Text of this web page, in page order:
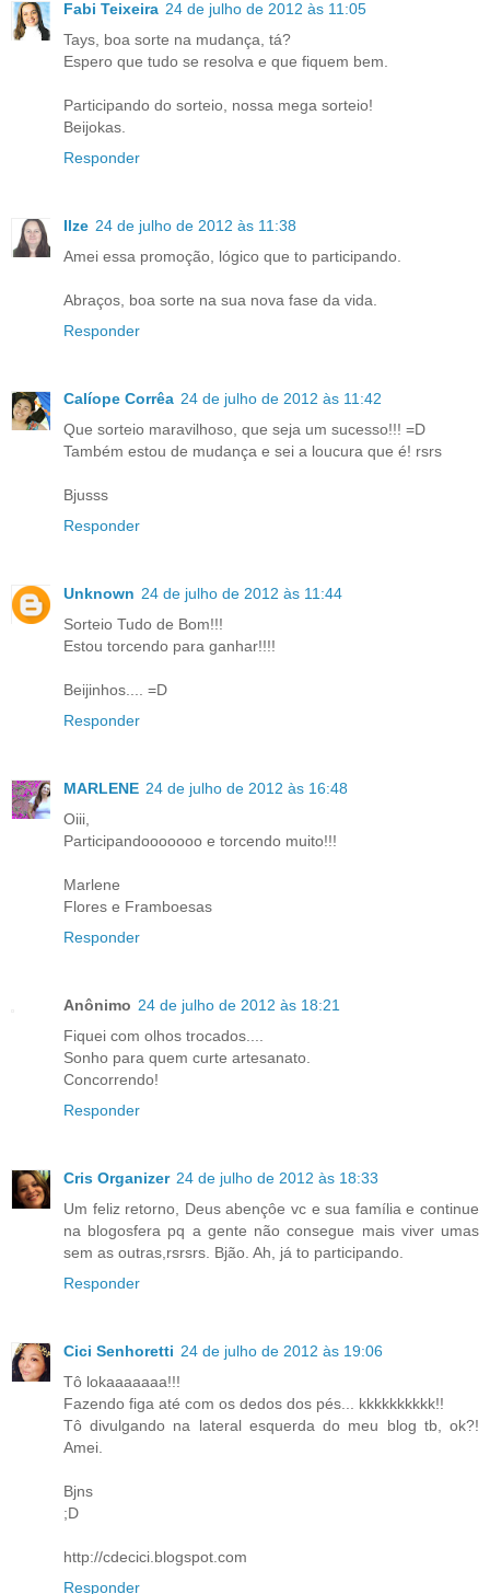
Fabi Teixeira 24 de julho de 2012 às 11:05
Tays, boa sorte na mudança, tá?
Espero que tudo se resolva e que fiquem bem.
Participando do sorteio, nossa mega sorteio!
Beijokas.
Responder
Ilze 24 de julho de 2012 às 11:38
Amei essa promoção, lógico que to participando.
Abraços, boa sorte na sua nova fase da vida.
Responder
Calíope Corrêa 24 de julho de 2012 às 11:42
Que sorteio maravilhoso, que seja um sucesso!!! =D
Também estou de mudança e sei a loucura que é! rsrs
Bjusss
Responder
Unknown 24 de julho de 2012 às 11:44
Sorteio Tudo de Bom!!!
Estou torcendo para ganhar!!!!
Beijinhos.... =D
Responder
MARLENE 24 de julho de 2012 às 16:48
Oiii,
Participandooooooo e torcendo muito!!!
Marlene
Flores e Framboesas
Responder
Anônimo 24 de julho de 2012 às 18:21
Fiquei com olhos trocados....
Sonho para quem curte artesanato.
Concorrendo!
Responder
Cris Organizer 24 de julho de 2012 às 18:33
Um feliz retorno, Deus abençôe vc e sua família e continue
na blogosfera pq a gente não consegue mais viver umas
sem as outras,rsrsrs. Bjão. Ah, já to participando.
Responder
Cici Senhoretti 24 de julho de 2012 às 19:06
Tô lokaaaaaaa!!!
Fazendo figa até com os dedos dos pés... kkkkkkkkkk!!
Tô divulgando na lateral esquerda do meu blog tb, ok?!
Amei.
Bjns
;D
http://cdecici.blogspot.com
Responder